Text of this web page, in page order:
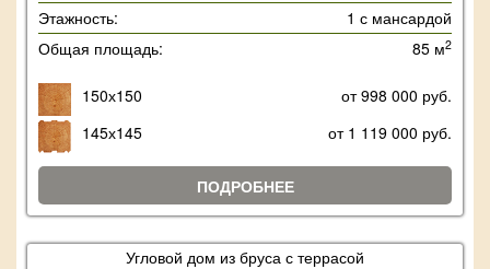
Этажность:
1 с мансардой
Общая площадь:
85 м2
150х150
от 998 000 руб.
145х145
от 1 119 000 руб.
ПОДРОБНЕЕ
Угловой дом из бруса с террасой